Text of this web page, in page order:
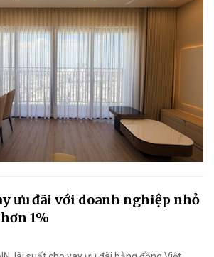
ưu đãi với doanh nghiệp nhỏ
1%